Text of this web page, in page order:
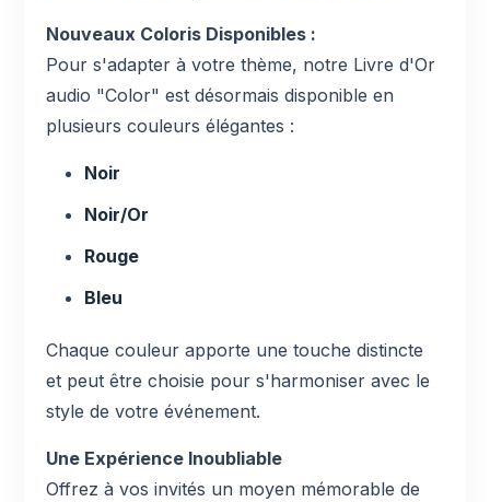
Nouveaux Coloris Disponibles :
Pour s'adapter à votre thème, notre Livre d'Or
audio "Color" est désormais disponible en
plusieurs couleurs élégantes :
Noir
Noir/Or
Rouge
Bleu
Chaque couleur apporte une touche distincte
et peut être choisie pour s'harmoniser avec le
style de votre événement.
Une Expérience Inoubliable
Offrez à vos invités un moyen mémorable de